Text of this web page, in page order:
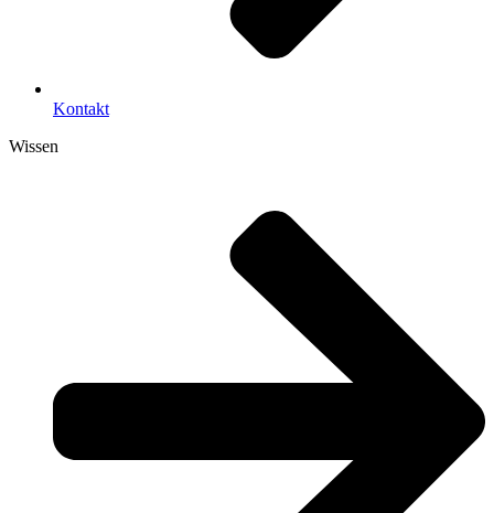
Kontakt
Wissen